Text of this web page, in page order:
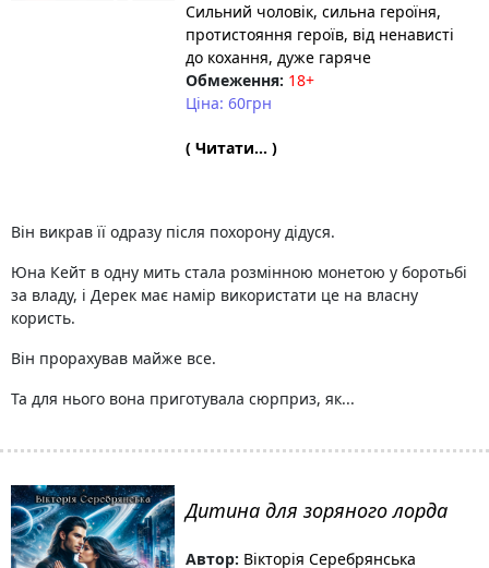
Сильний чоловік, сильна героїня,
протистояння героїв, від ненависті
до кохання, дуже гаряче
Обмеження: 18+
Ціна: 60грн
( Читати... )
Він викрав її одразу після похорону дідуся.
Юна Кейт в одну мить стала розмінною монетою у боротьбі
за владу, і Дерек має намір використати це на власну
користь.
Він прорахував майже все.
Та для нього вона приготувала сюрприз, як...
Дитина для зоряного лорда
Автор: Вікторія Серебрянська